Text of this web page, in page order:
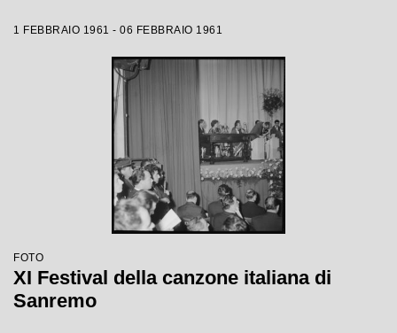
1 FEBBRAIO 1961 - 06 FEBBRAIO 1961
FOTO
XI Festival della canzone italiana di
Sanremo